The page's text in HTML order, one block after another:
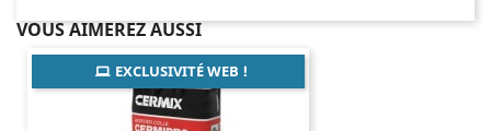
VOUS AIMEREZ AUSSI
EXCLUSIVITÉ WEB !